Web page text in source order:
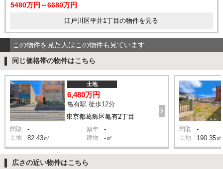
5480万円～6680万円
江戸川区平井1丁目の物件を見る
この物件を見た人はこの物件も見ています
同じ価格帯の物件はこちら
東京都葛飾区亀有2丁目
土地
6,480万円
亀有駅 徒歩12分
間取 - 築年 -
土地 82.43㎡ 建物 -㎡
間取 -
土地 190.35㎡
広さの近い物件はこちら